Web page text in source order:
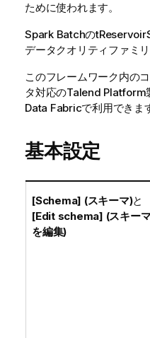
ために使われます。
Spark Batchの
データクオリティ ファミ
このフレームワーク内の
タ対応のTalend Platform
Data Fabricで利用できま
基本設定
[Schema] (スキーマ)と
[Edit schema] (スキー
を編集)